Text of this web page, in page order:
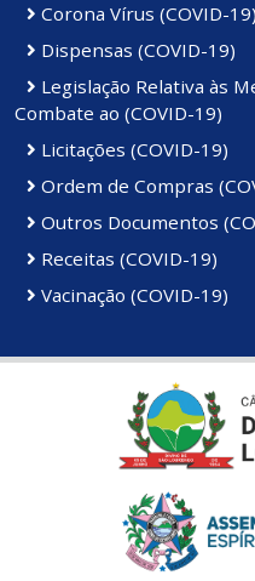
Corona Vírus (COVID-19)
Dispensas (COVID-19)
Legislação Relativa às
Combate ao (COVID-19)
Licitações (COVID-19)
Ordem de Compras
Outros Documentos
Receitas (COVID-19)
Vacinação (COVID-19)